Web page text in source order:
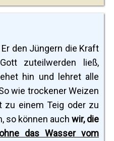
Er den Jüngern die Kraft
zuteilwerden ließ,
hin und lehret alle
So wie trockener Weizen
zu einem Teig oder zu
so können auch wir, die
das Wasser vom